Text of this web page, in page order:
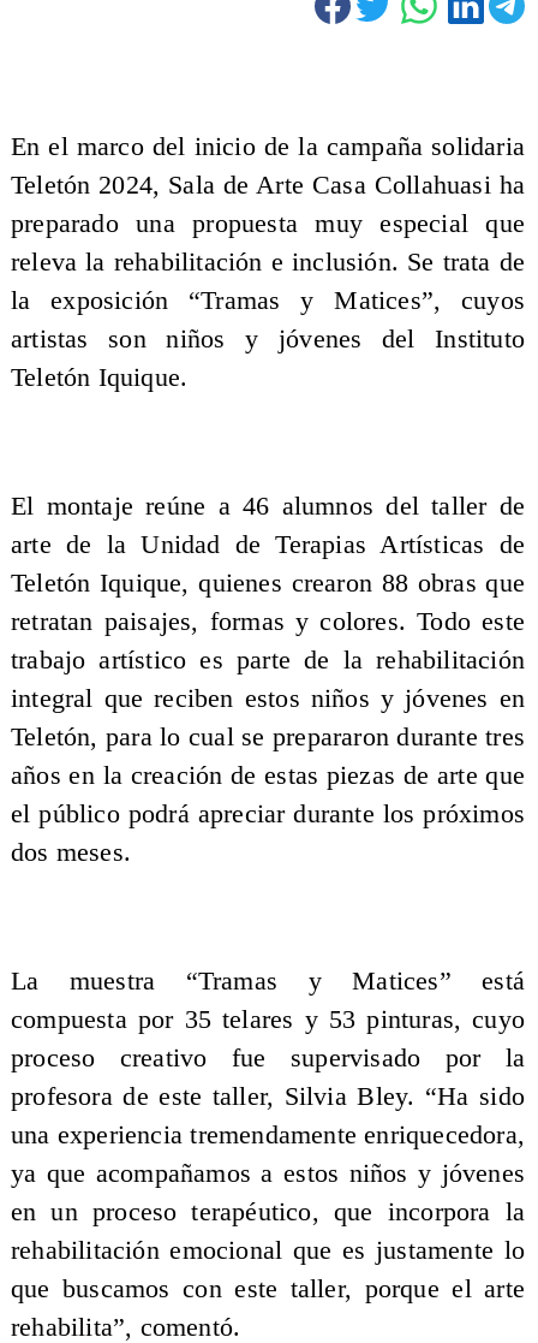
En el marco del inicio de la campaña solidaria
Teletón 2024, Sala de Arte Casa Collahuasi ha
preparado una propuesta muy especial que
releva la rehabilitación e inclusión. Se trata de
la exposición “Tramas y Matices”, cuyos
artistas son niños y jóvenes del Instituto
Teletón Iquique.
El montaje reúne a 46 alumnos del taller de
arte de la Unidad de Terapias Artísticas de
Teletón Iquique, quienes crearon 88 obras que
retratan paisajes, formas y colores. Todo este
trabajo artístico es parte de la rehabilitación
integral que reciben estos niños y jóvenes en
Teletón, para lo cual se prepararon durante tres
años en la creación de estas piezas de arte que
el público podrá apreciar durante los próximos
dos meses.
La muestra “Tramas y Matices” está
compuesta por 35 telares y 53 pinturas, cuyo
proceso creativo fue supervisado por la
profesora de este taller, Silvia Bley. “Ha sido
una experiencia tremendamente enriquecedora,
ya que acompañamos a estos niños y jóvenes
en un proceso terapéutico, que incorpora la
rehabilitación emocional que es justamente lo
que buscamos con este taller, porque el arte
rehabilita”, comentó.